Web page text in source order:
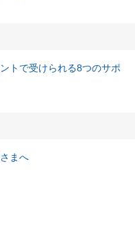
トで受けられる8つのサポ
まへ